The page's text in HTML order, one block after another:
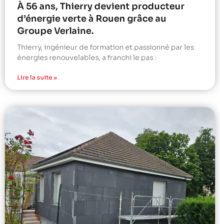
À 56 ans, Thierry devient producteur
d’énergie verte à Rouen grâce au
Groupe Verlaine.
Thierry, ingénieur de formation et passionné par les
énergies renouvelables, a franchi le pas :
Lire la suite »